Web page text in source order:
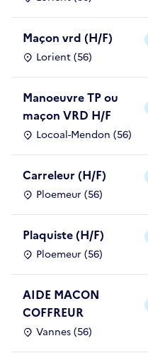
Maçon vrd (H/F)
Lorient (56)
Manoeuvre TP ou
maçon VRD H/F
Locoal-Mendon (56)
Carreleur (H/F)
Ploemeur (56)
Plaquiste (H/F)
Ploemeur (56)
AIDE MACON
COFFREUR
Vannes (56)